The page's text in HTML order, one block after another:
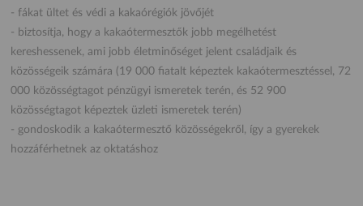
- fákat ültet és védi a kakaórégiók jövőjét
- biztosítja, hogy a kakaótermesztők jobb megélhetést
kereshessenek, ami jobb életminőséget jelent családjaik és
közösségeik számára (19 000 fiatalt képeztek kakaótermesztéssel, 72
000 közösségtagot pénzügyi ismeretek terén, és 52 900
közösségtagot képeztek üzleti ismeretek terén)
- gondoskodik a kakaótermesztő közösségekről, így a gyerekek
hozzáférhetnek az oktatáshoz